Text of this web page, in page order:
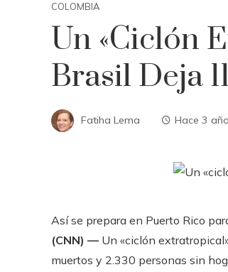
COLOMBIA
Un «ciclón
Brasil Deja
Fatiha Lema Hace 3
Así se prepara en Puerto Rico
(CNN) — Un «ciclón
muertos y 2.330 personas sin